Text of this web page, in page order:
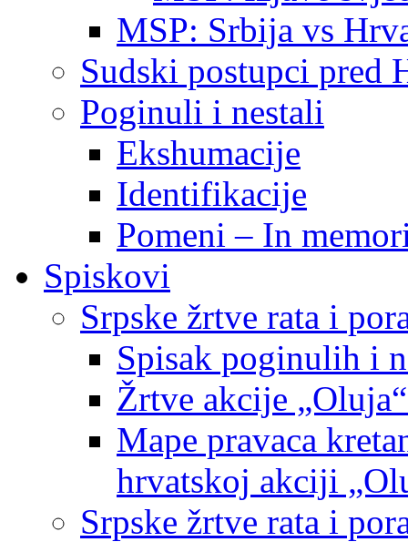
MSP: Srbija vs
Sudski postupci pred
Poginuli i nestali
Ekshumacije
Identifikacije
Pomeni – In
Spiskovi
Srpske žrtve rata i
Spisak poginulih i
Žrtve akcije
Mape pravaca
hrvatskoj akciji
Srpske žrtve rata i